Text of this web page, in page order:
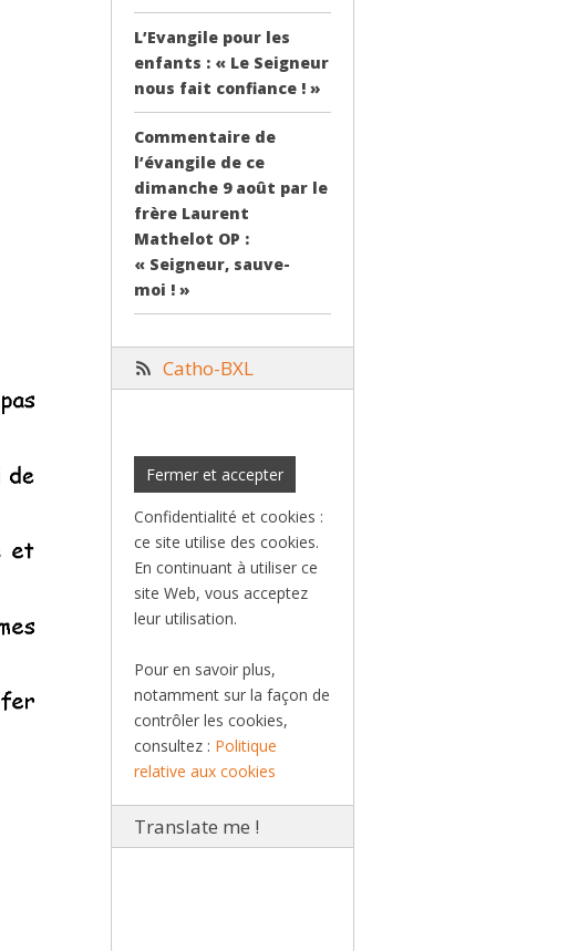
L’Evangile pour les
enfants : « Le Seigneur
nous fait confiance ! »
Commentaire de
l’évangile de ce
dimanche 9 août par le
frère Laurent
Mathelot OP :
« Seigneur, sauve-
moi ! »
Catho-BXL
Confidentialité et cookies :
ce site utilise des cookies.
En continuant à utiliser ce
site Web, vous acceptez
leur utilisation.
Pour en savoir plus,
notamment sur la façon de
contrôler les cookies,
consultez : Politique
relative aux cookies
Translate me !